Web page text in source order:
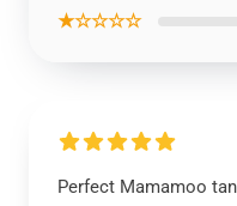
★☆☆☆☆
Perfect Mamamoo